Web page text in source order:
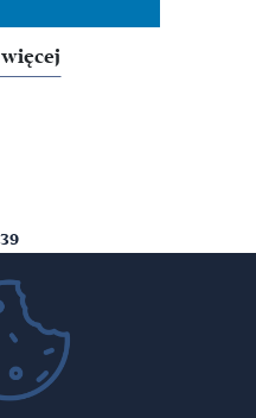
428 16 15